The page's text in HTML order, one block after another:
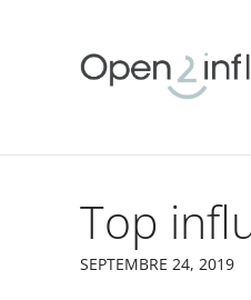
Top
SEPTEMBRE 24, 2019